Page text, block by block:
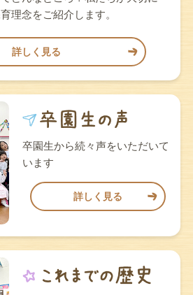
理念をご紹介します。
詳しく見る
卒園生から続々声をいただいて
います
詳しく見る